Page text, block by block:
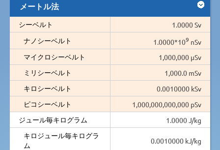
メートル法
シーベルト
1.0000 Sv
ナノシーベルト
1.0000*109 nSv
マイクロシーベルト
1,000,000 µSv
ミリシーベルト
1,000.0 mSv
キロシーベルト
0.0010000 kSv
ピコシーベルト
1,000,000,000,000 pSv
ジュール毎キログラム
1.0000 J/kg
キロジュール毎キログラ
ム
0.0010000 kJ/kg